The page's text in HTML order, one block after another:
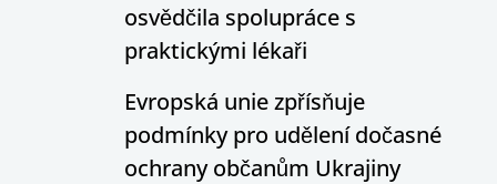
osvědčila spolupráce s
praktickými lékaři
Evropská unie zpřísňuje
podmínky pro udělení dočasné
ochrany občanům Ukrajiny